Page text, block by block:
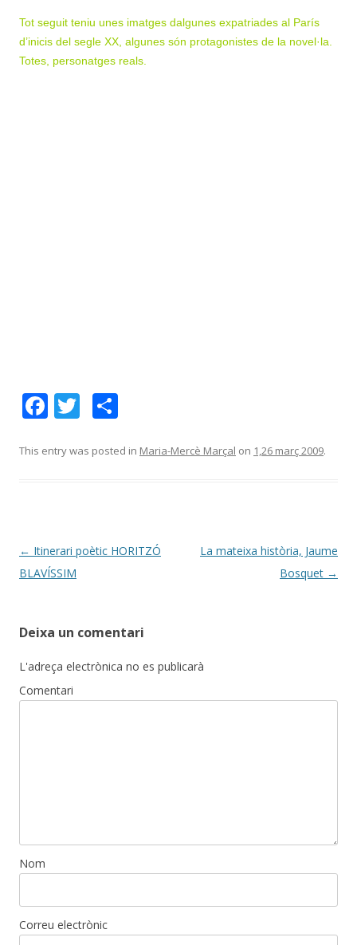
Tot seguit teniu unes imatges dalgunes expatriades al París
d’inicis del segle XX, algunes són protagonistes de la novel·la.
Totes, personatges reals.
F
e
k
T
itt m
ix
This entry was posted in Maria-Mercè Marçal on 1,26 març 2009.
Post
navigation
← Itinerari poètic HORITZÓ
BLAVÍSSIM
La mateixa història, Jaume
Bosquet →
Deixa un comentari
L'adreça electrònica no es publicarà
Comentari
Nom
Correu electrònic